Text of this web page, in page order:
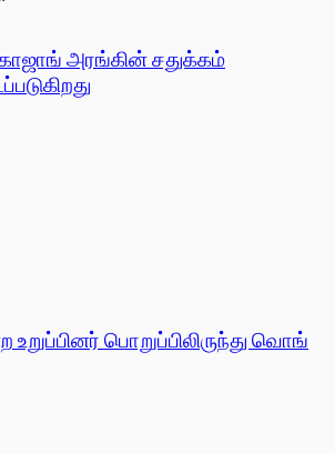
அரங்கின் சதுக்கம்
உறுப்பினர் பொறுப்பிலிருந்து வொங்